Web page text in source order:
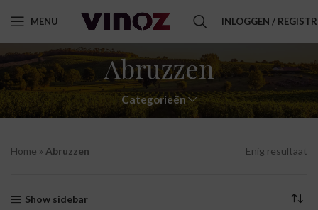
MENU INLOGGEN /
Abruzzen
Categorieën
Home » Abruzzen Enig resultaat
Show sidebar